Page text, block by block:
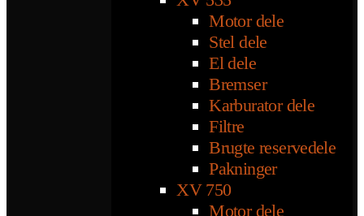
Motor dele
Stel dele
El dele
Bremser
Karburator dele
Filtre
Brugte reservedele
Pakninger
XV 750
Motor dele